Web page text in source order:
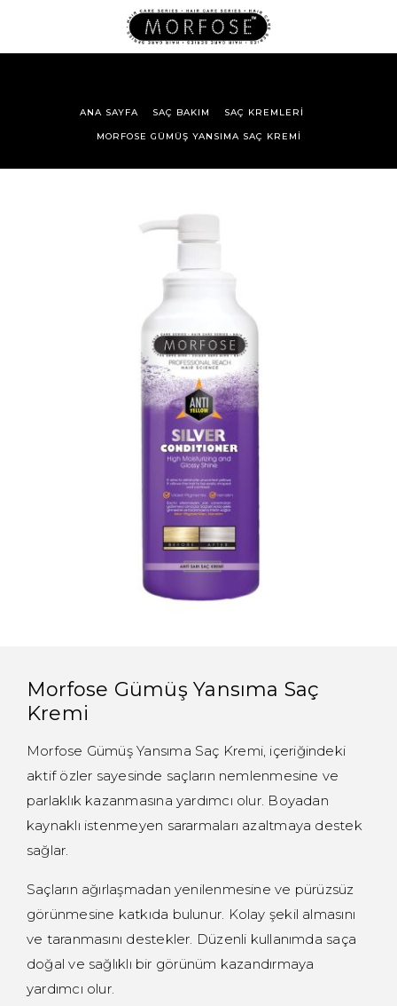
ANA SAYFA SAÇ BAKIM SAÇ KREMLERI
MORFOSE GÜMÜŞ YANSIMA SAÇ KREMI
Morfose Gümüş Yansıma Saç
Kremi
Morfose Gümüş Yansıma Saç Kremi, içeriğindeki
aktif özler sayesinde saçların nemlenmesine ve
parlaklık kazanmasına yardımcı olur. Boyadan
kaynaklı istenmeyen sararmaları azaltmaya destek
sağlar.
Saçların ağırlaşmadan yenilenmesine ve pürüzsüz
görünmesine katkıda bulunur. Kolay şekil almasını
ve taranmasını destekler. Düzenli kullanımda saça
doğal ve sağlıklı bir görünüm kazandırmaya
yardımcı olur.